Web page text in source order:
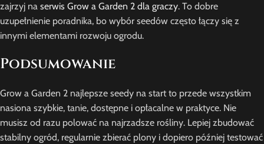
zajrzyj na serwis Grow a Garden 2 dla graczy. To dobre
uzupełnienie poradnika, bo wybór seedów często łączy się z
innymi elementami rozwoju ogrodu.
Podsumowanie
Grow a Garden 2 najlepsze seedy na start to przede wszystkim
nasiona szybkie, tanie, dostępne i opłacalne w praktyce. Nie
musisz od razu polować na najrzadsze rośliny. Lepiej zbudować
stabilny ogród, regularnie zbierać plony i dopiero później testować